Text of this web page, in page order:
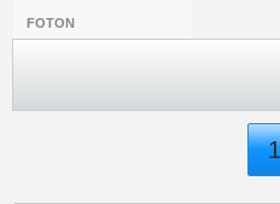
FOTON
1